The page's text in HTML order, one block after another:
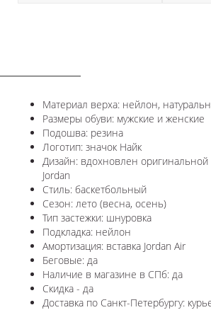
Материал верха: нейлон,
Размеры обуви: мужские и женские
Подошва: резина
Логотип: значок Найк
Дизайн: вдохновлен
Jordan
Стиль: баскетбольный
Сезон: лето (весна, осень)
Тип застежки: шнуровка
Подкладка: нейлон
Амортизация: вставка Jordan Air
Беговые: да
Наличие в магазине в СПб: да
Скидка - да
Доставка по Санкт-Петербургу: